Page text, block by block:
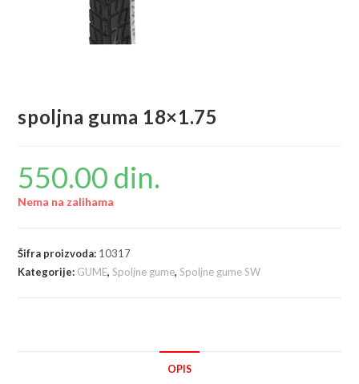
spoljna guma 18×1.75
550.00 din.
Nema na zalihama
Šifra proizvoda: 10317
Kategorije: GUME,Spoljne gume,Spoljne gume SW
OPIS